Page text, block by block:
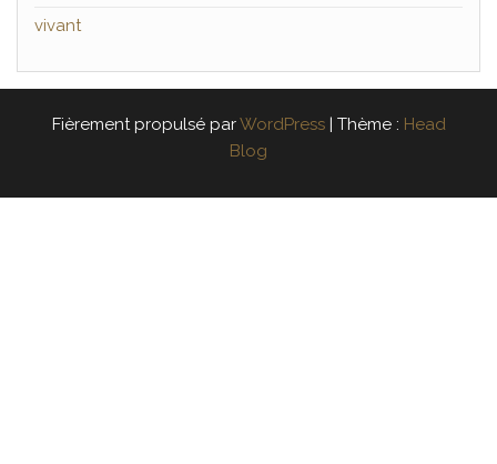
vivant
Fièrement propulsé parWordPress | Thème : Head
Blog